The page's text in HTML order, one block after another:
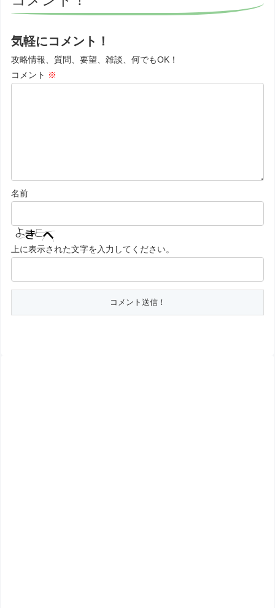
気軽にコメント！
攻略情報、質問、要望、雑談、何でもOK！
コメント ※
名前
上に表示された文字を入力してください。